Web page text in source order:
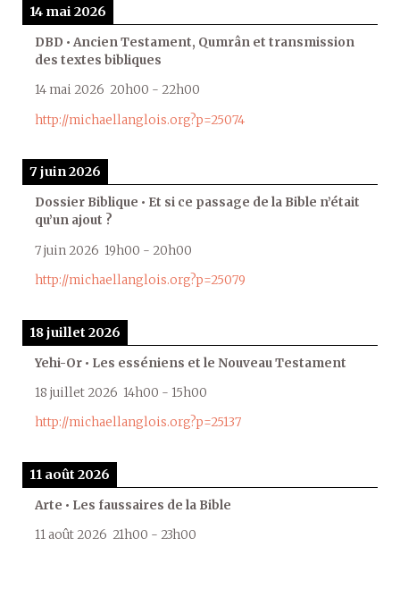
14 mai 2026
DBD • Ancien Testament, Qumrân et transmission
des textes bibliques
14 mai 2026 20h00 - 22h00
http://michaellanglois.org?p=25074
7 juin 2026
Dossier Biblique • Et si ce passage de la Bible n’était
qu’un ajout ?
7 juin 2026 19h00 - 20h00
http://michaellanglois.org?p=25079
18 juillet 2026
Yehi-Or • Les esséniens et le Nouveau Testament
18 juillet 2026 14h00 - 15h00
http://michaellanglois.org?p=25137
11 août 2026
Arte • Les faussaires de la Bible
11 août 2026 21h00 - 23h00